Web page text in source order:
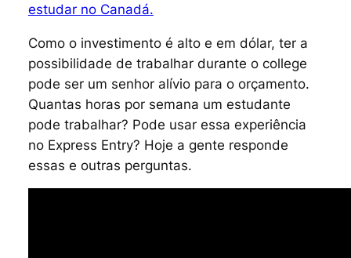
estudar no Canadá.
Como o investimento é alto e em dólar, ter a
possibilidade de trabalhar durante ocollege
pode ser um senhor alívio para o orçamento.
Quantas horas por semana um estudante
pode trabalhar? Pode usar essa experiência
no Express Entry? Hoje a gente responde
essas e outras perguntas.